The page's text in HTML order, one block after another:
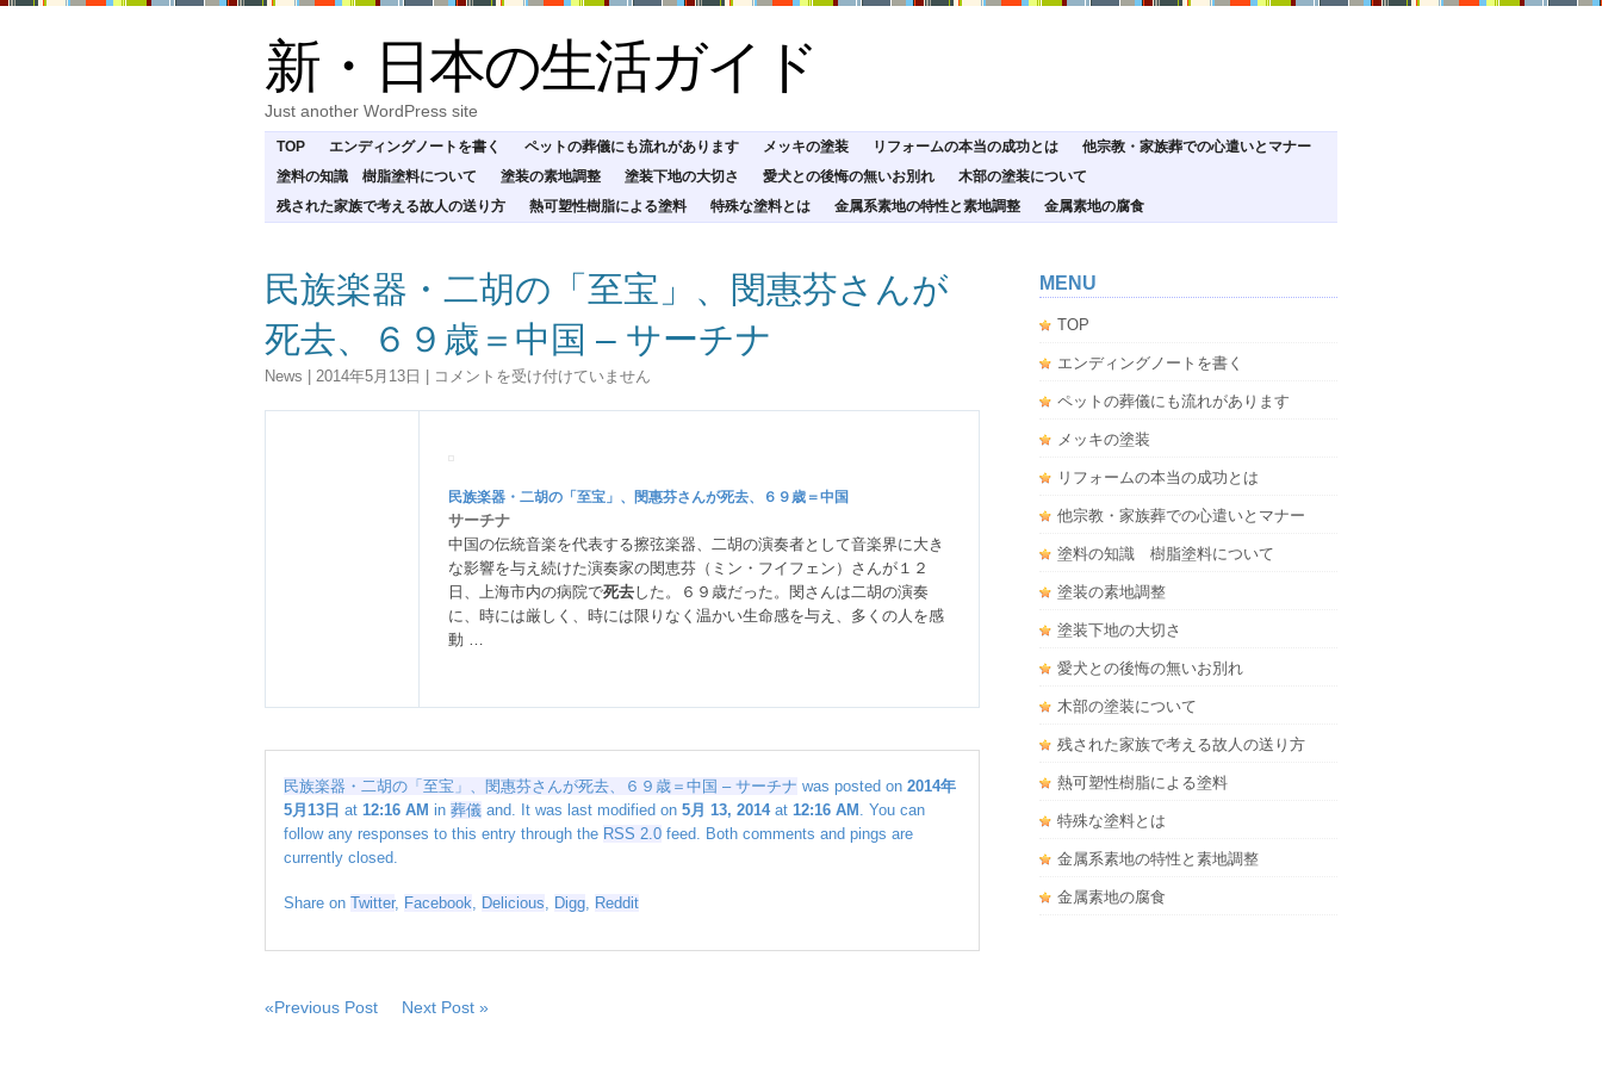
新・日本の生活ガイド
Just another WordPress site
TOP エンディングノートを書く ペットの葬儀にも流れがあります メッキの塗装 リフォームの本当の成功とは
他宗教・家族葬での心遣いとマナー
塗料の知識 樹脂塗料について
塗装の素地調整 塗装下地の大切さ 愛犬との後悔の無いお別れ
木部の塗装について
残された家族で考える故人の送り方
熱可塑性樹脂による塗料 特殊な塗料とは 金属系素地の特性と素地調整 金属素地の腐食
民族楽器・二胡の「至宝」、閔惠芬さんが
死去、６９歳＝中国 – サーチナ
News 2014年5月13日
民
「至
宝」、
が
去、
６
９
歳
国
サ
ナ
コメントを受け付けていません
民族楽器・二胡の「至宝」、閔惠芬さんが死去、６９歳＝中国
サーチナ
中国の伝統音楽を代表する擦弦楽器、二胡の演奏者として音楽界に大き
な影響を与え続けた演奏家の閔恵芬（ミン・フイフェン）さんが１２
日、上海市内の病院で死去した。６９歳だった。閔さんは二胡の演奏
に、時には厳しく、時には限りなく温かい生命感を与え、多くの人を感
動 …
民族楽器・二胡の「至宝」、閔惠芬さんが死去、６９歳＝中国 – サーチナ was posted on 2014年
5月13日 at 12:16 AM in 葬儀 and. It was last modified on 5月 13, 2014at 12:16 AM . You can
follow any responses to this entry through the RSS 2.0 feed. Both comments and pings are
currently closed.
Share on Twitter, Facebook, Delicious, Digg, Reddit
«Previous Post Next Post »
MENU
TOP
エンディングノートを書く
ペットの葬儀にも流れがあります
メッキの塗装
リフォームの本当の成功とは
他宗教・家族葬での心遣いとマナー
塗料の知識 樹脂塗料について
塗装の素地調整
塗装下地の大切さ
愛犬との後悔の無いお別れ
木部の塗装について
残された家族で考える故人の送り方
熱可塑性樹脂による塗料
特殊な塗料とは
金属系素地の特性と素地調整
金属素地の腐食